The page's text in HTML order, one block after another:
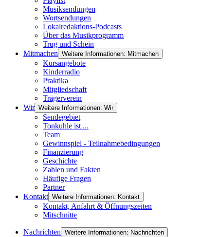
Musiksendungen
Wortsendungen
Lokalredaktions-Podcasts
Über das Musikprogramm
Trug und Schein
Mitmachen Weitere Informationen: Mitmachen
Kursangebote
Kinderradio
Praktika
Mitgliedschaft
Trägerverein
Wir Weitere Informationen: Wir
Sendegebiet
Tonkuhle ist ...
Team
Gewinnspiel - Teilnahmebedingungen
Finanzierung
Geschichte
Zahlen und Fakten
Häufige Fragen
Partner
Kontakt Weitere Informationen: Kontakt
Kontakt, Anfahrt & Öffnungszeiten
Mitschnitte
Nachrichten Weitere Informationen: Nachrichten